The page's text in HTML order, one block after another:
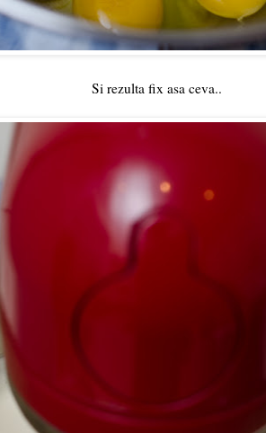
Si rezulta fix asa ceva..